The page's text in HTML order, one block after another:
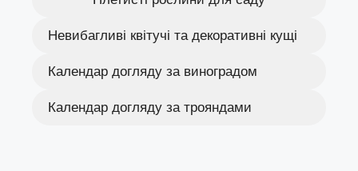
Невибагливі квітучі та декоративні кущі
Календар догляду за виноградом
Календар догляду за трояндами